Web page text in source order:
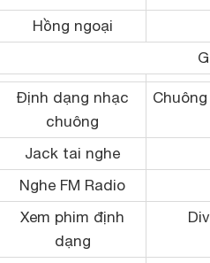
Hồng ngoại
Định dạng nhạc
chuông
Jack tai nghe
Nghe FM Radio
Xem phim định
dạng